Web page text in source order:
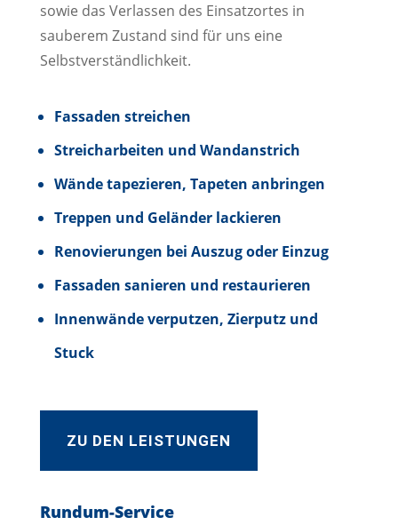
sowie das Verlassen des Einsatzortes in
sauberem Zustand sind für uns eine
Selbstverständlichkeit.
Fassaden streichen
Streicharbeiten und Wandanstrich
Wände tapezieren, Tapeten anbringen
Treppen und Geländer lackieren
Renovierungen bei Auszug oder Einzug
Fassaden sanieren und restaurieren
Innenwände verputzen, Zierputz und
Stuck
ZU DEN LEISTUNGEN
Rundum-Service